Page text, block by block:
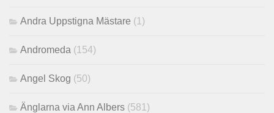
Andra Uppstigna Mästare (1)
Andromeda (154)
Angel Skog (50)
Änglarna via Ann Albers (581)